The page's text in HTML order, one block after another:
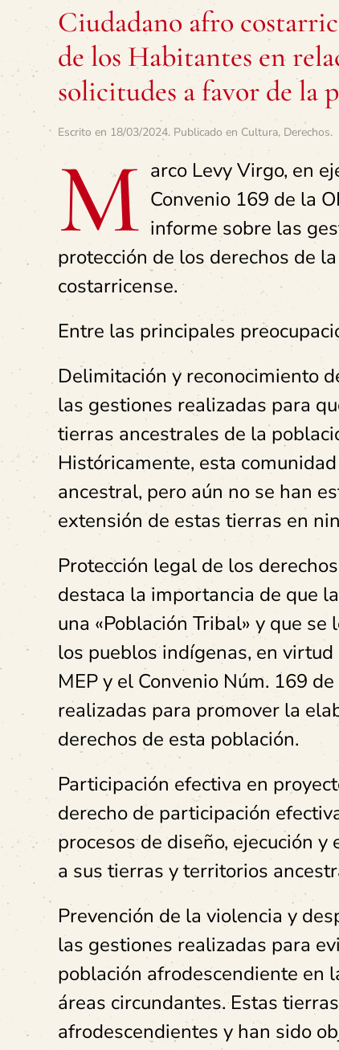
Ciudadano afro
de los Habitantes en
solicitudes a favor de la
Escrito en 18/03/2024. Publicado en Cultura, Derechos.
M arco Levy Virgo, en
Convenio 169 de la
informe sobre las
protección de los derechos de
costarricense.
Entre las principales
Delimitación y reconocimiento
las gestiones realizadas para
tierras ancestrales de la
Históricamente, esta
ancestral, pero aún no se han
extensión de estas tierras en
Protección legal de los
destaca la importancia de que
una «Población Tribal» y que
los pueblos indígenas, en
MEP y el Convenio Núm. 169
realizadas para promover la
derechos de esta población.
Participación efectiva en
derecho de participación
procesos de diseño, ejecución
a sus tierras y territorios
Prevención de la violencia y
las gestiones realizadas para
población afrodescendiente en
áreas circundantes. Estas
afrodescendientes y han sido